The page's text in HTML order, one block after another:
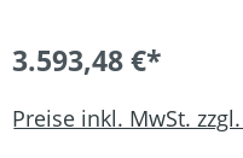
3.593,48 €*
Preise inkl. MwSt.